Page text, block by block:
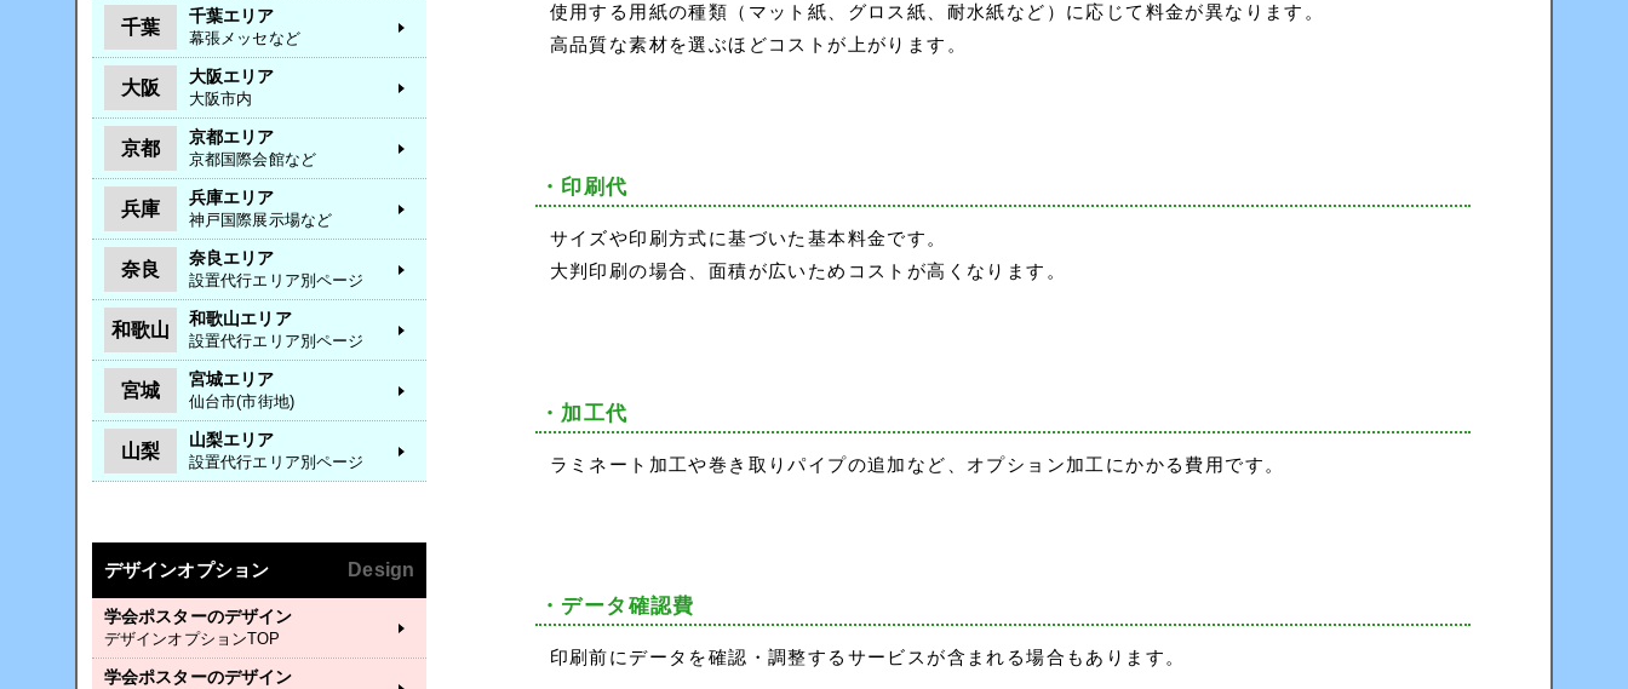
使用する用紙の種類（マット紙、グロス紙、耐水紙など）に応じて料金が異なります。
高品質な素材を選ぶほどコストが上がります。
・印刷代
サイズや印刷方式に基づいた基本料金です。
大判印刷の場合、面積が広いためコストが高くなります。
・加工代
ラミネート加工や巻き取りパイプの追加など、オプション加工にかかる費用です。
・データ確認費
印刷前にデータを確認・調整するサービスが含まれる場合もあります。
千葉
千葉エリア
幕張メッセなど
大阪
大阪エリア
大阪市内
京都
京都エリア
京都国際会館など
兵庫
兵庫エリア
神戸国際展示場など
奈良
奈良エリア
設置代行エリア別ページ
和歌山
和歌山エリア
設置代行エリア別ページ
宮城
宮城エリア
仙台市(市街地)
山梨
山梨エリア
設置代行エリア別ページ
デザインオプション Design
学会ポスターのデザイン
デザインオプションTOP
学会ポスターのデザイン